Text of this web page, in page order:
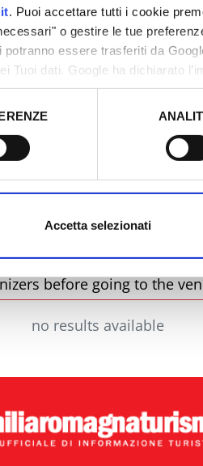
. Puoi accettare tutti i cookie
o gestire le tue
essere trasferiti da
Tuoi dati. Google ha dichiarato
valutato essere sufficienti.
Accetta selezionati
City
before going to the
no results available